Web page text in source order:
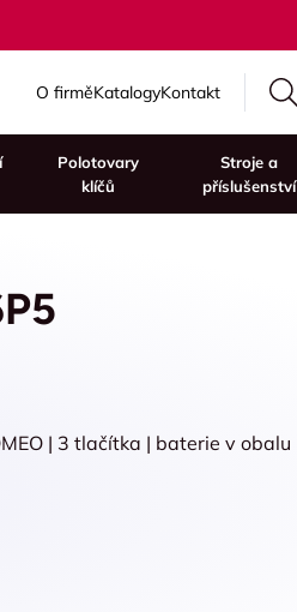
O firměKatalogyKontakt
Polotovary
klíčů
Stroje a
příslušenství
| 3 tlačítka | baterie v obalu